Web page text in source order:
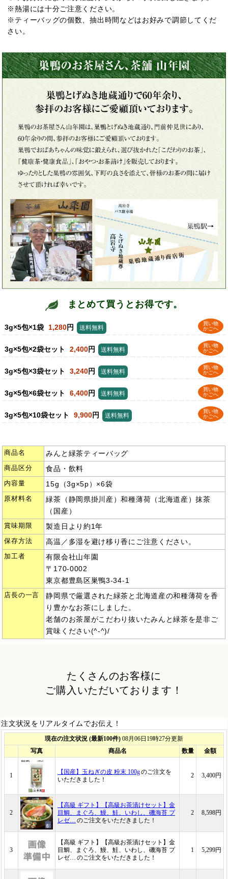
※熱湯には十分ご注意ください。
※ティーバッグの個数、抽出時間などはお好みで調節してくだ
さい。
まとめて買うとお得です。
3g×5包×1袋 1,280円
買い物
かごへ
送料無料
3g×5包×2袋セット 2,400円
買い物
かごへ
送料無料
3g×5包×3袋セット 3,240円
買い物
かごへ
送料無料
3g×5包×6袋セット 6,400円
買い物
かごへ
送料無料
3g×5包×10袋セット 9,900円
買い物
かごへ
送料無料
商品名 みんと緑茶ティーバッグ
商品区分 食品・飲料
内容量 15g（3g×5p）×6袋
原材料名
緑茶（静岡県掛川産）和種薄荷（北海道産）抹茶
（国産）
賞味期限 製造日より約1年
保存方法 高温／多湿を避け移り香にご注意ください。
加工者
有限会社山年園
〒170-0002
東京都豊島区巣鴨3-34-1
店長の一言
静岡県で厳選された緑茶と北海道産の和種薄荷を香
り豊かなお茶にしました。
老舗のお茶屋がこだわり抜いたみんと緑茶を是非ご
賞味ください(^-^)/
たくさんのお客様に
ご購入いただいております！
注文状況をリアルタイムでお伝え！